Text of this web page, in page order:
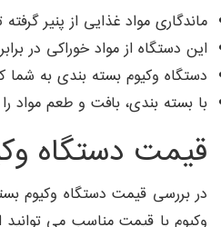
ماندگاری مواد غذایی از پنیر
این دستگاه از مواد خوراکی در
دستگاه وکیوم بسته بندی به
با بسته بندی، بافت و طعم مواد
قیمت دستگاه
در بررسی قیمت دستگاه وکیوم
وکیوم با قیمت مناسب می توانید